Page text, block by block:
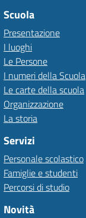
Scuola
Presentazione
I luoghi
Le Persone
I numeri della Scuola
Le carte della scuola
Organizzazione
La storia
Servizi
Personale scolastico
Famiglie e studenti
Percorsi di studio
Novità